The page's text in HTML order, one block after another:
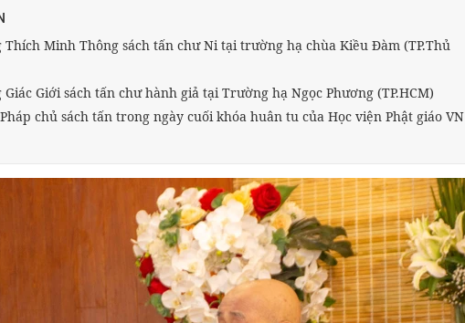
Thích Minh Thông sách tấn chư Ni tại trường hạ chùa Kiều Đàm (TP.Thủ
Giới sách tấn chư hành giả tại Trường hạ Ngọc Phương (TP.HCM)
chủ sách tấn trong ngày cuối khóa huân tu của Học viện Phật giáo VN